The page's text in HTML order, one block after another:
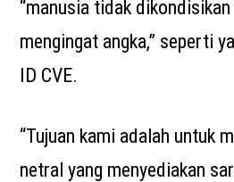
“manusia tidak
mengingat angka,” seperti
ID CVE.
“Tujuan kami adalah untuk
netral yang menyediakan